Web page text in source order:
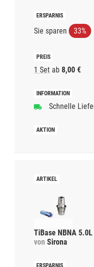
Sie sparen 33%
1 Set ab 8,00 €
Schnelle
TiBase NBNA 5.0L
von Sirona